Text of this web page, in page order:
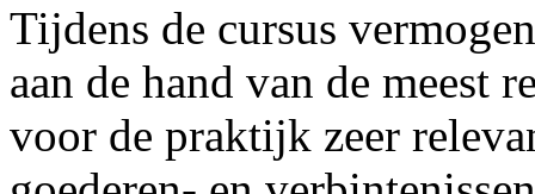
Tijdens de cursus
aan de hand van de meest
voor de praktijk zeer